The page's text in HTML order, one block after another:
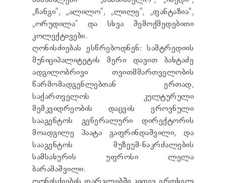
REPORT TO BE SUBMITTED TO PRESIDENT AND
PARLIAMENT
REQUEST OF PUBLIC INFORMATION
PERSONAL DATA PROTECTION OFFICER
LEGAL DECISIONS
APPEAL RULES
„ჩანგი“, „ალილო“, „ლილე“, „ფანტაზია“,
„ორუდილა“ და სხვა შემოქმედებითი
კოლექტივები.
ღონისძიებას ესწრებოდნენ: სამტრედიის
მუნიციპალიტეტის მერი დავით ბახტაძე
ადგილობრივი თვითმმართველობის
წარმომადგენლებთან ერთად,
საქართველოს კულტურული
მემკვიდრეობის დაცვის ეროვნული
სააგენტოს გენერალური დირექტორის
მოადგილე პაატა გაფრინდაშვილი, და
სააგენტოს მუზეუმ-ნაკრძალების
სამსახურის უფროსი ლელა
ბარამაშვილი.